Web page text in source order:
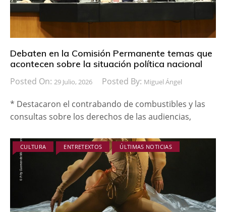
Debaten en la Comisión Permanente temas que
acontecen sobre la situación política nacional
Posted On: 29 Julio, 2026 Posted By: Miguel Ángel
* Destacaron el contrabando de combustibles y las
consultas sobre los derechos de las audiencias,
CULTURA ENTRETEXTOS ÚLTIMAS NOTICIAS